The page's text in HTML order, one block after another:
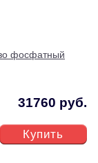
фосфатный
31760 руб.
Купить